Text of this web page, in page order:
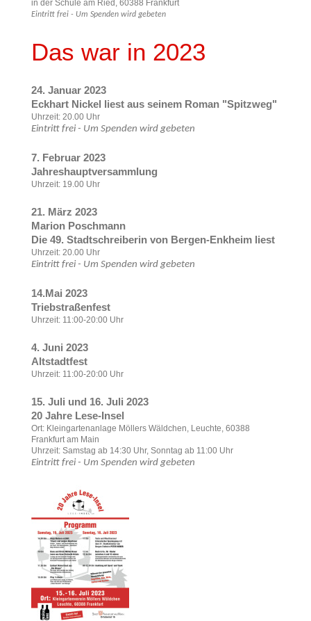
in der Schule am Ried, 60388 Frankfurt
Eintritt frei - Um Spenden wird gebeten
Das war in 2023
24. Januar 2023
Eckhart Nickel liest aus seinem Roman "Spitzweg"
Uhrzeit: 20.00 Uhr
Eintritt frei - Um Spenden wird gebeten
7. Februar 2023
Jahreshauptversammlung
Uhrzeit: 19.00 Uhr
21. März 2023
Marion Poschmann
Die 49. Stadtschreiberin von Bergen-Enkheim liest
Uhrzeit: 20.00 Uhr
Eintritt frei - Um Spenden wird gebeten
14.Mai 2023
Triebstraßenfest
Uhrzeit: 11:00-20:00 Uhr
4. Juni 2023
Altstadtfest
Uhrzeit: 11:00-20:00 Uhr
15. Juli und 16. Juli 2023
20 Jahre Lese-Insel
Ort: Kleingartenanlage Möllers Wäldchen, Leuchte, 60388
Frankfurt am Main
Uhrzeit: Samstag ab 14:30 Uhr, Sonntag ab 11:00 Uhr
Eintritt frei - Um Spenden wird gebeten